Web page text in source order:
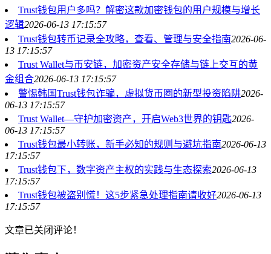
Trust钱包用户多吗？解密这款加密钱包的用户规模与增长
逻辑2026-06-13 17:15:57
Trust钱包转币记录全攻略，查看、管理与安全指南2026-06-
13 17:15:57
Trust Wallet与币安链，加密资产安全存储与链上交互的黄
金组合2026-06-13 17:15:57
警惕韩国Trust钱包诈骗，虚拟货币圈的新型投资陷阱2026-
06-13 17:15:57
Trust Wallet—守护加密资产，开启Web3世界的钥匙2026-
06-13 17:15:57
Trust钱包最小转账，新手必知的规则与避坑指南2026-06-13
17:15:57
Trust钱包下，数字资产主权的实践与生态探索2026-06-13
17:15:57
Trust钱包被盗别慌！这5步紧急处理指南请收好2026-06-13
17:15:57
文章已关闭评论！